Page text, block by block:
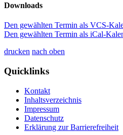
Downloads
Den gewählten Termin als VCS-
Den gewählten Termin als iCal-
drucken nach oben
Quicklinks
Kontakt
Inhaltsverzeichnis
Impressum
Datenschutz
Erklärung zur Barrierefreiheit